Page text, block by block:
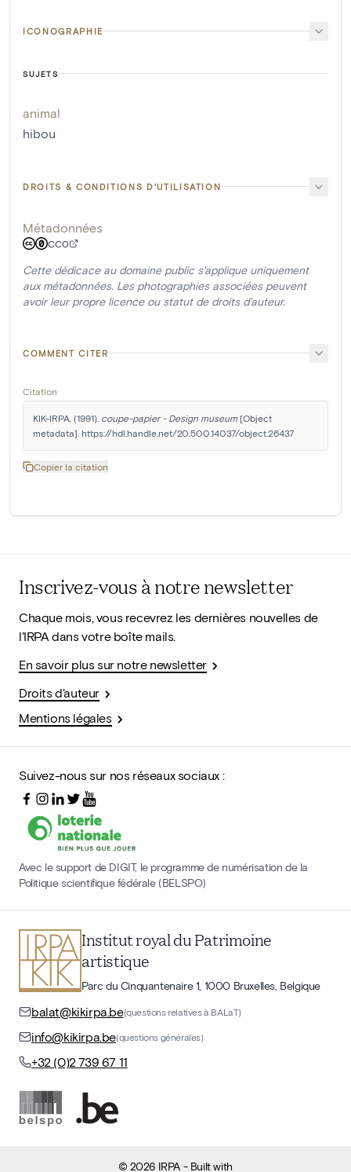
ICONOGRAPHIE
SUJETS
animal
hibou
DROITS & CONDITIONS D'UTILISATION
Métadonnées
CC0
Cette dédicace au domaine public s'applique uniquement
aux métadonnées. Les photographies associées peuvent
avoir leur propre licence ou statut de droits d'auteur.
COMMENT CITER
Citation
KIK-IRPA. (1991). coupe-papier - Design museum [Object
metadata]. https://hdl.handle.net/20.500.14037/object.26437
Copier la citation
Inscrivez-vous à notre newsletter
Chaque mois, vous recevrez les dernières nouvelles de
l'IRPA dans votre boîte mails.
En savoir plus sur notre newsletter
Droits d'auteur
Mentions légales
Suivez-nous sur nos réseaux sociaux :
Avec le support de DIGIT, le programme de numérisation de la
Politique scientifique fédérale (BELSPO)
Institut royal du Patrimoine
artistique
Parc du Cinquantenaire 1, 1000 Bruxelles, Belgique
balat@kikirpa.be(questions relatives à BALaT)
info@kikirpa.be(questions générales)
+32 (0)2 739 67 11
©2026 IRPA- Built with